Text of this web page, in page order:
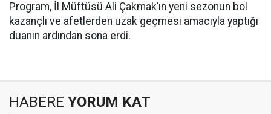
Program, İl Müftüsü Ali Çakmak’ın yeni sezonun bol
kazançlı ve afetlerden uzak geçmesi amacıyla yaptığı
duanın ardından sona erdi.
HABERE YORUM KAT